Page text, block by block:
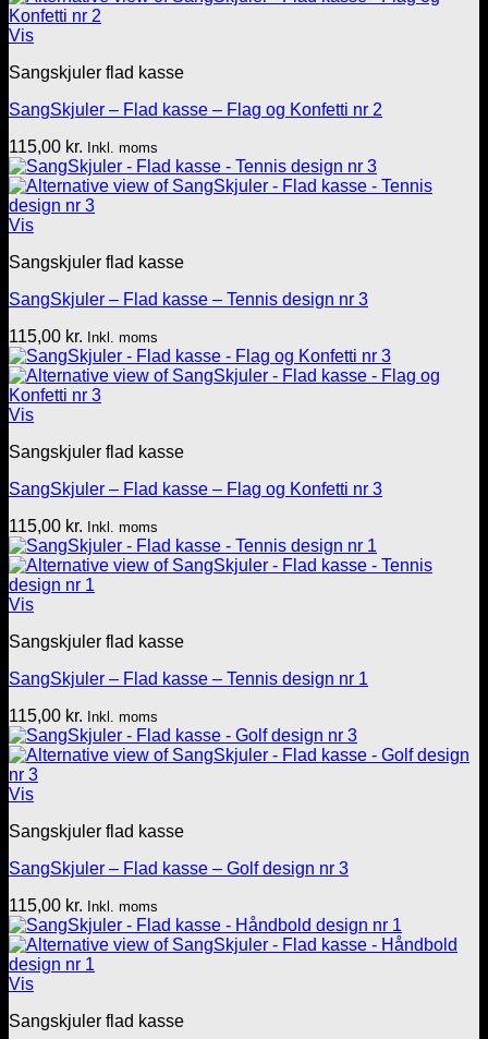
Vis
Sangskjuler flad kasse
SangSkjuler – Flad kasse – Flag og Konfetti nr 2
115,00 kr. Inkl. moms
Vis
Sangskjuler flad kasse
SangSkjuler – Flad kasse – Tennis design nr 3
115,00 kr. Inkl. moms
Vis
Sangskjuler flad kasse
SangSkjuler – Flad kasse – Flag og Konfetti nr 3
115,00 kr. Inkl. moms
Vis
Sangskjuler flad kasse
SangSkjuler – Flad kasse – Tennis design nr 1
115,00 kr. Inkl. moms
Vis
Sangskjuler flad kasse
SangSkjuler – Flad kasse – Golf design nr 3
115,00 kr. Inkl. moms
Vis
Sangskjuler flad kasse